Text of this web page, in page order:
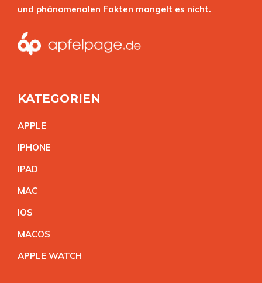
und phänomenalen Fakten mangelt es nicht.
KATEGORIEN
APPLE
IPHONE
IPAD
MAC
IOS
MACOS
APPLE WATCH